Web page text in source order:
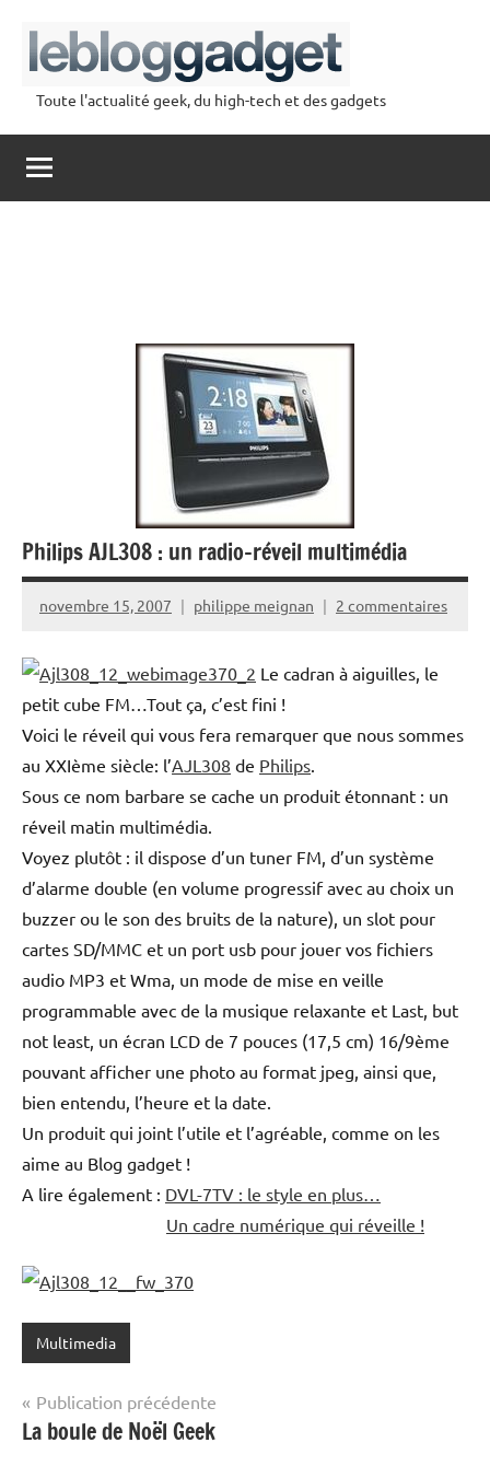
contenu
lebloggadget
Toute l'actualité geek, du high-tech et des gadgets
Philips AJL308 : un radio-réveil multimédia
novembre 15, 2007 philippe meignan 2 commentaires
Le cadran à aiguilles, le
petit cube FM…Tout ça, c’est fini !
Voici le réveil qui vous fera remarquer que nous sommes
au XXIème siècle: l’AJL308 de Philips
Sous ce nom barbare se cache un produit étonnant : un
réveil matin multimédia.
Voyez plutôt : il dispose d’un tuner FM, d’un système
d’alarme double (en volume progressif avec au choix un
buzzer ou le son des bruits de la nature), un slot pour
cartes SD/MMC et un port usb pour jouer vos fichiers
audio MP3 et Wma, un mode de mise en veille
programmable avec de la musique relaxante et Last, but
not least, un écran LCD de 7 pouces (17,5 cm) 16/9ème
pouvant afficher une photo au format jpeg, ainsi que,
bien entendu, l’heure et la date.
Un produit qui joint l’utile et l’agréable, comme on les
aime au Blog gadget !
A lire également : DVL-7TV : le style en plus…
Un cadre numérique qui réveille !
Multimedia
Navigation
de
Publication précédente
La boule de Noël Geek